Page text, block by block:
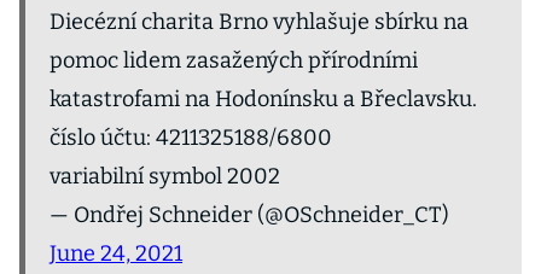
Diecézní charita Brno vyhlašuje sbírku na
pomoc lidem zasažených přírodními
katastrofami na Hodonínsku a Břeclavsku.
číslo účtu: 4211325188/6800
variabilní symbol 2002
— Ondřej Schneider (@OSchneider_CT)
June 24, 2021